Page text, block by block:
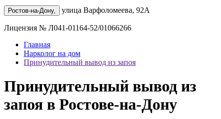
Ростов-на-Дону, улица Варфоломеева, 92А
Лицензия № Л041-01164-52/01066266
Главная
Нарколог на дом
Принудительный вывод из запоя
Принудительный вывод из
запоя в Ростове-на-Дону